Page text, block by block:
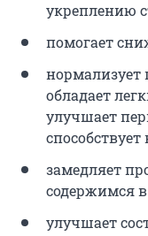
укреплению
помогает
обладает
улучшает
замедляет
содержимся
улучшает